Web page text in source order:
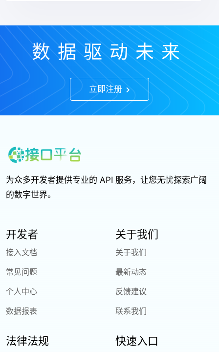
数据驱动未来
立即注册
为众多开发者提供专业的 API 服务，让您无忧探索广阔
的数字世界。
开发者
接入文档
常见问题
个人中心
数据报表
关于我们
关于我们
最新动态
反馈建议
联系我们
法律法规 快速入口